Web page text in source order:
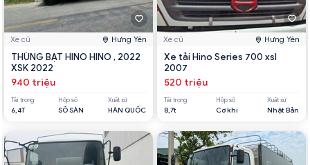
Xe cũ Hưng Yên
THÙNG BẠT HINO HINO , 2022
XSK 2022
940 triệu
Tải trọng
6,4T
Hộp số
SỐ SÀN
Xuất xứ
HÀN QUỐC
Xe cũ Hưng Yên
Xe tải Hino Series 700 xsl
2007
520 triệu
Tải trọng
8,7t
Hộp số
Cơ khí
Xuất xứ
Nhật Bản